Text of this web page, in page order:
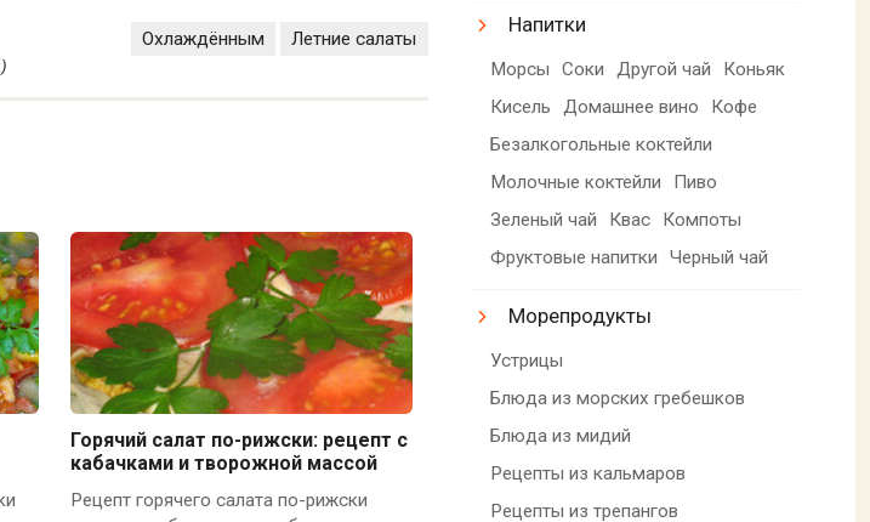
Охлаждённым Летние салаты
Горячий салат по-рижски: рецепт с
кабачками и творожной массой
Рецепт горячего салата по-рижски
Напитки
Морсы Соки Другой чай
Коньяк
Кисель
Домашнее вино
Кофе
Безалкогольные коктейли
Молочные коктейли
Пиво
Зеленый чай
Квас
Компоты
Фруктовые напитки
Черный чай
Морепродукты
Устрицы
Блюда из морских гребешков
Блюда из мидий
Рецепты из кальмаров
Рецепты из трепангов